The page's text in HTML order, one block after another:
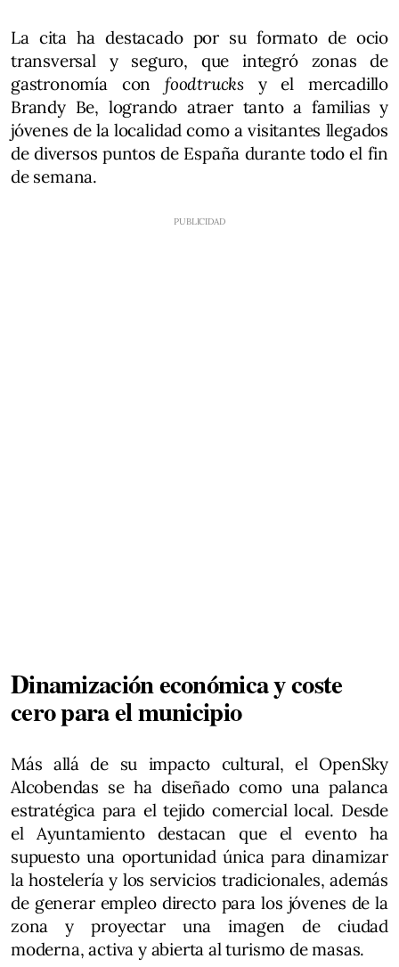
La cita ha destacado por su formato de ocio
transversal y seguro, que integró zonas de
gastronomía con foodtrucks y el mercadillo
Brandy Be, logrando atraer tanto a familias y
jóvenes de la localidad como a visitantes llegados
de diversos puntos de España durante todo el fin
de semana.
Dinamización económica y coste
cero para el municipio
Más allá de su impacto cultural, el OpenSky
Alcobendas se ha diseñado como una palanca
estratégica para el tejido comercial local. Desde
el Ayuntamiento destacan que el evento ha
supuesto una oportunidad única para dinamizar
la hostelería y los servicios tradicionales, además
de generar empleo directo para los jóvenes de la
zona y proyectar una imagen de ciudad
moderna, activa y abierta al turismo de masas.